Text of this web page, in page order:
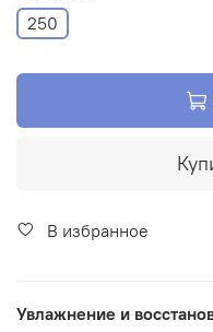
250
В избранное
Увлажнение и